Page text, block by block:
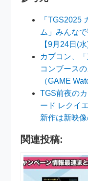
「TGS2025
ム」みんな
【9月24日(
カプコン、
コンブース
（GAME
TGS前夜の
ード レクイ
新作は新映
関連投稿: